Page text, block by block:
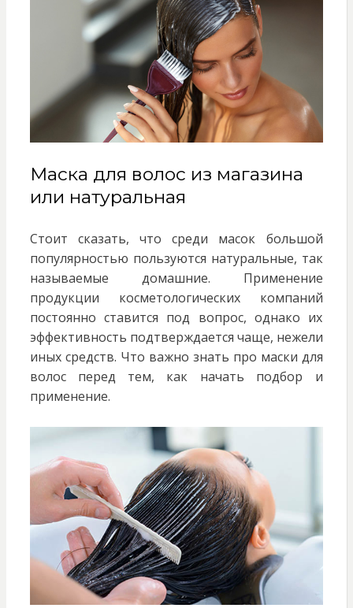
Маска для волос из магазина
или натуральная
Стоит сказать, что среди масок большой
популярностью пользуются натуральные, так
называемые домашние. Применение
продукции косметологических компаний
постоянно ставится под вопрос, однако их
эффективность подтверждается чаще, нежели
иных средств. Что важно знать про маски для
волос перед тем, как начать подбор и
применение.